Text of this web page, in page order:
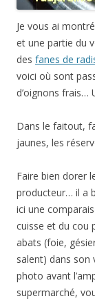
Je vous ai
et une partie du
des fanes de
voici où sont
d’oignons frais…
Dans le faitout,
jaunes, les
Faire bien dorer
producteur… il a
ici une
cuisse et du cou
abats (foie,
salent) dans son
photo avant
supermarché,